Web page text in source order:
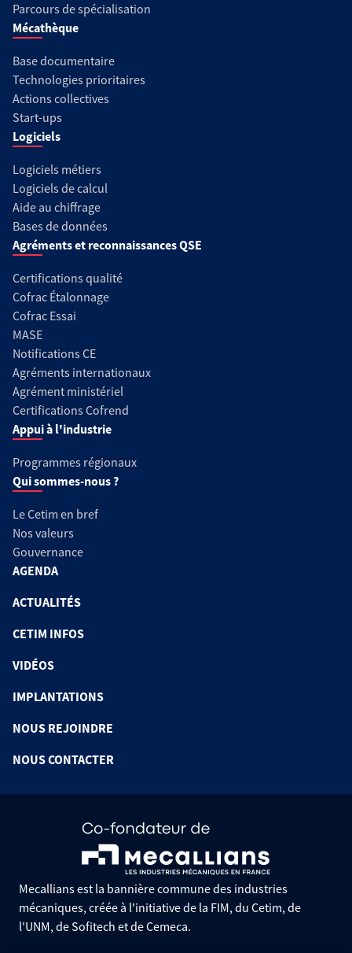
Parcours de spécialisation
Mécathèque
Base documentaire
Technologies prioritaires
Actions collectives
Start-ups
Logiciels
Logiciels métiers
Logiciels de calcul
Aide au chiffrage
Bases de données
Agréments et reconnaissances QSE
Certifications qualité
Cofrac Étalonnage
Cofrac Essai
MASE
Notifications CE
Agréments internationaux
Agrément ministériel
Certifications Cofrend
Appui à l'industrie
Programmes régionaux
Qui sommes-nous ?
Le Cetim en bref
Nos valeurs
Gouvernance
AGENDA
ACTUALITÉS
CETIM INFOS
VIDÉOS
IMPLANTATIONS
NOUS REJOINDRE
NOUS CONTACTER
Mecallians est la bannière commune des industries
mécaniques, créée à l'initiative de la FIM, du Cetim, de
l'UNM, de Sofitech et de Cemeca.